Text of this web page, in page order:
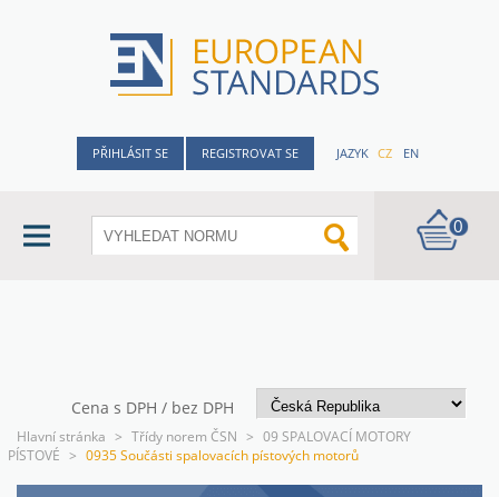
PŘIHLÁSIT SE REGISTROVAT SE JAZYK CZ EN
0
Cena s DPH / bez DPH
Hlavní stránka > Třídy norem ČSN > 09 SPALOVACÍ MOTORY
PÍSTOVÉ > 0935 Součásti spalovacích pístových motorů